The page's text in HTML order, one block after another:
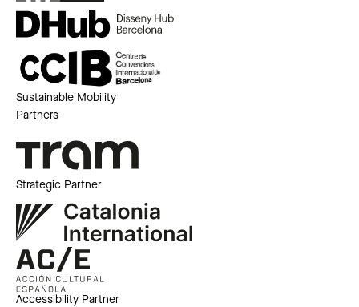
Sustainable Mobility
Partners
Strategic Partner
Accessibility Partner